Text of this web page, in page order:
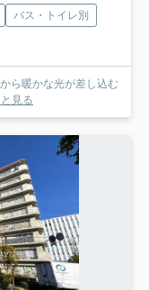
バス・トイレ別
ら暖かな光が差し込む
見る